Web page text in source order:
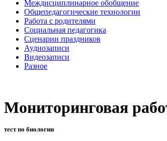
Междисциплинарное обобщение
Общепедагогические технологии
Работа с родителями
Социальная педагогика
Сценарии праздников
Аудиозаписи
Видеозаписи
Разное
Мониторинговая
тест по биологии